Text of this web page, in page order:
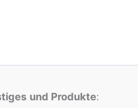
und Produkte: